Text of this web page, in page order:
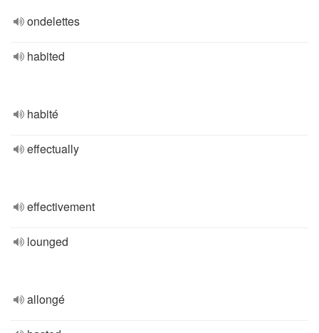
ondelettes
habited
habité
effectually
effectivement
lounged
allongé